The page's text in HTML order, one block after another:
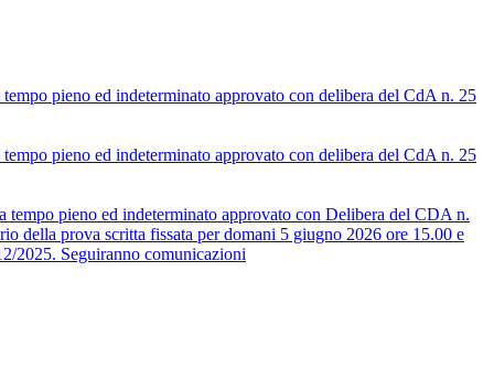
pieno ed indeterminato approvato con delibera del CdA n. 25
pieno ed indeterminato approvato con delibera del CdA n. 25
pieno ed indeterminato approvato con Delibera del CDA n.
prova scritta fissata per domani 5 giugno 2026 ore 15.00 e
2025. Seguiranno comunicazioni